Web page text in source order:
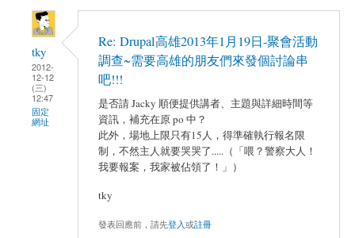
tky
2012-
12-12
(三)
12:47
固定
網址
Re: Drupal高雄2013年1月19日-聚會活動
調查~需要高雄的朋友們來發個討論串
吧!!!
是否請 Jacky 順便提供講者、主題與詳細時間等
資訊，補充在原 po 中？
此外，場地上限只有15人，得準確執行報名限
制，不然主人就要哭哭了.....（「喂？警察大人！
我要報案，我家被佔領了！」）
tky
發表回應前，請先登入或註冊